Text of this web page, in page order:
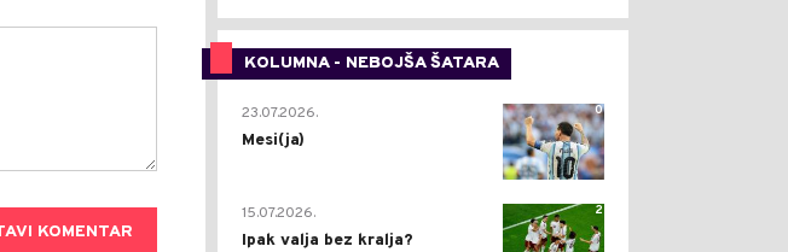
KOMENTAR
KOLUMNA - NEBOJŠA ŠATARA
0
23.07.2026.
Mesi(ja)
2
15.07.2026.
Ipak valja bez kralja?